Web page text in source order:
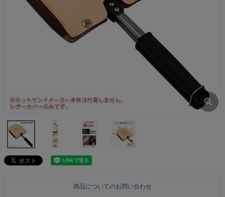
商品についてのお問い合わせ